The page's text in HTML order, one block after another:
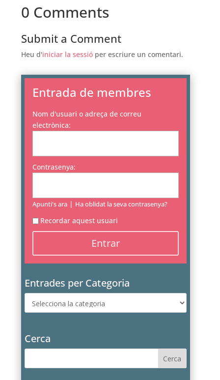
0 Comments
Submit a Comment
Heu d'iniciar la sessió per escriure un comentari.
Entrada de membres
Nom d'usuari o adreça de correu
electrònica:
Contrasenya:
Apunti's ara | Ha oblidat la seva contrasenya?
Recordar aquest usuari
Entrades per Categoria
per
Cerca